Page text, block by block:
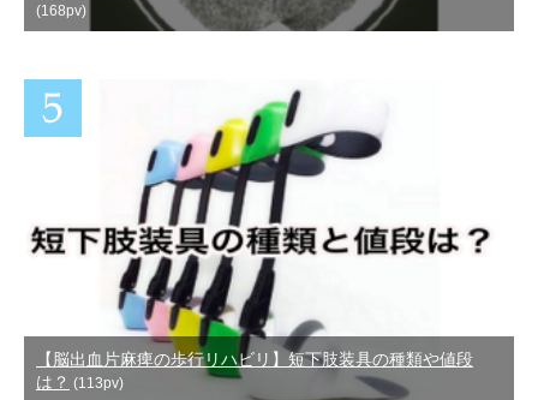
(168pv)
【脳出血片麻痺の歩行リハビリ】短下肢装具の種類や値段
は？ (113pv)